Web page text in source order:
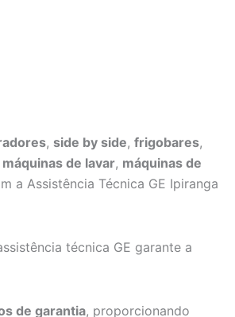
, side by side, frigobares,
máquinas de lavar, máquinas de
a Assistência Técnica GE Ipiranga
técnica GE garante a
de garantia, proporcionando